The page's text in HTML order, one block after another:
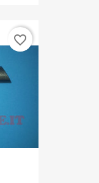
favorite_border